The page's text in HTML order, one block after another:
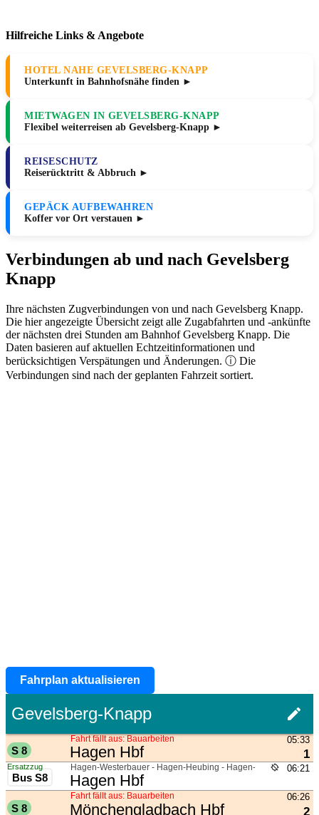
Hilfreiche Links & Angebote
HOTEL NAHE GEVELSBERG-KNAPP
Unterkunft in Bahnhofsnähe finden ►
MIETWAGEN IN GEVELSBERG-KNAPP
Flexibel weiterreisen ab Gevelsberg-Knapp ►
REISESCHUTZ
Reiserücktritt & Abbruch ►
GEPÄCK AUFBEWAHREN
Koffer vor Ort verstauen ►
Verbindungen ab und nach Gevelsberg
Knapp
Ihre nächsten Zugverbindungen von und nach Gevelsberg Knapp.
Die hier angezeigte Übersicht zeigt alle Zugabfahrten und -ankünfte
der nächsten drei Stunden am Bahnhof Gevelsberg Knapp. Die
Daten basieren auf aktuellen Echtzeitinformationen und
berücksichtigen Verspätungen und Änderungen. ⓘ Die
Verbindungen sind nach der geplanten Fahrzeit sortiert.
Fahrplan aktualisieren